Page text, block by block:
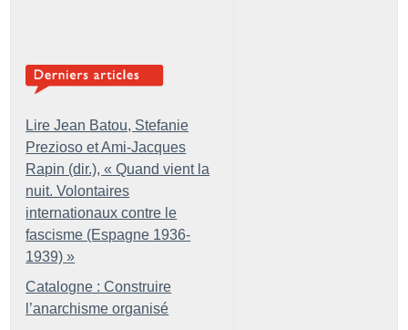
Lire Jean Batou, Stefanie
Prezioso et Ami-Jacques
Rapin (dir.), « Quand vient la
nuit. Volontaires
internationaux contre le
fascisme (Espagne 1936-
1939) »
Catalogne : Construire
l’anarchisme organisé